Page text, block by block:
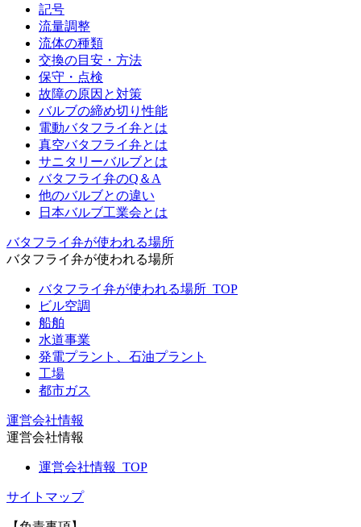
記号
流量調整
流体の種類
交換の目安・方法
保守・点検
故障の原因と対策
バルブの締め切り性能
電動バタフライ弁とは
真空バタフライ弁とは
サニタリーバルブとは
バタフライ弁のQ＆A
他のバルブとの違い
日本バルブ工業会とは
バタフライ弁が使われる場所
バタフライ弁が使われる場所
バタフライ弁が使われる場所_TOP
ビル空調
船舶
水道事業
発電プラント、石油プラント
工場
都市ガス
運営会社情報
運営会社情報
運営会社情報_TOP
サイトマップ